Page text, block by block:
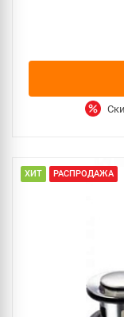
ХИТ РАСПРОДАЖА